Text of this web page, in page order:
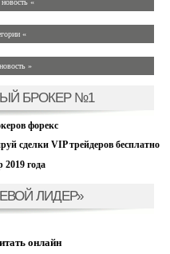
«
«
»
БРОКЕР №1
форекс
сделки VIP трейдеров бесплатно
года
ЛИДЕР»
онлайн